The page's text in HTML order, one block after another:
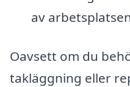
av
Oavsett om du
takläggning eller